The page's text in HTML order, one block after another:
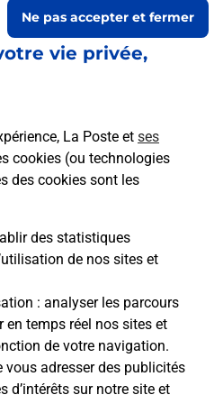
vie privée,
La Poste et ses
cookies (ou technologies
des cookies sont les
des statistiques
de nos sites et
: analyser les parcours
en temps réel nos sites et
de votre navigation.
vous adresser des publicités
d’intérêts sur notre site et
Ne pas accepter et fermer
courrierlundià 08h30
onglet